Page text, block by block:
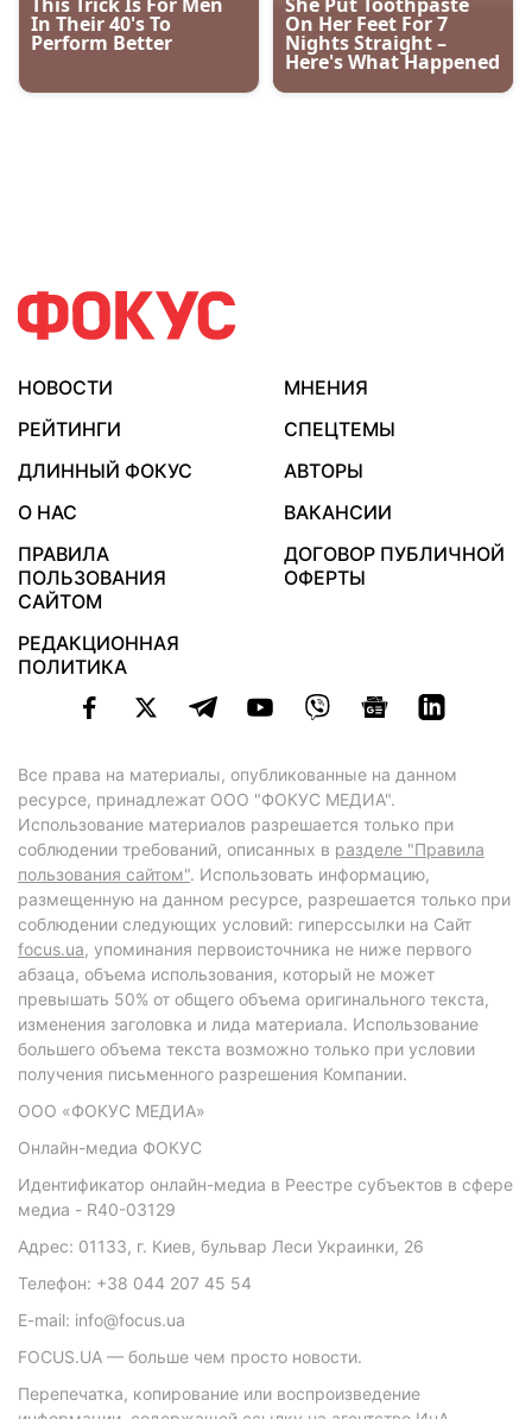
НОВОСТИ
МНЕНИЯ
РЕЙТИНГИ
СПЕЦТЕМЫ
ДЛИННЫЙ ФОКУС
АВТОРЫ
О НАС
ВАКАНСИИ
ПРАВИЛА
ПОЛЬЗОВАНИЯ
САЙТОМ
ДОГОВОР ПУБЛИЧНОЙ
ОФЕРТЫ
РЕДАКЦИОННАЯ
ПОЛИТИКА
Все права на материалы, опубликованные на данном
ресурсе, принадлежат ООО "ФОКУС МЕДИА".
Использование материалов разрешается только при
соблюдении требований, описанных в разделе "Правила
пользования сайтом". Использовать информацию,
размещенную на данном ресурсе, разрешается только при
соблюдении следующих условий: гиперссылки на Сайт
focus.ua, упоминания первоисточника не ниже первого
абзаца, объема использования, который не может
превышать 50% от общего объема оригинального текста,
изменения заголовка и лида материала. Использование
большего объема текста возможно только при условии
получения письменного разрешения Компании.
ООО «ФОКУС МЕДИА»
Онлайн-медиа ФОКУС
Идентификатор онлайн-медиа в Реестре субъектов в сфере
медиа - R40-03129
Адрес: 01133, г. Киев, бульвар Леси Украинки, 26
Телефон: +38 044 207 45 54
E-mail: info@focus.ua
FOCUS.UA — больше чем просто новости.
Перепечатка, копирование или воспроизведение